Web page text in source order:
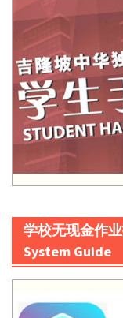
学校无现金作
System Guide